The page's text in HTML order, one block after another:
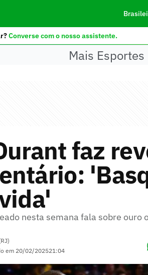
Converse com o nosso assistente.
Mais Esportes
faz
nesta semana fala sobre ouro
em 20/02/202521:04